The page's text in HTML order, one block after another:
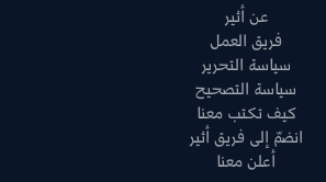
عن أثير
فريق العمل
سياسة التحرير
سياسة التصحيح
كيف تكتب معنا
انضمّ إلى فريق أثير
أعلن معنا